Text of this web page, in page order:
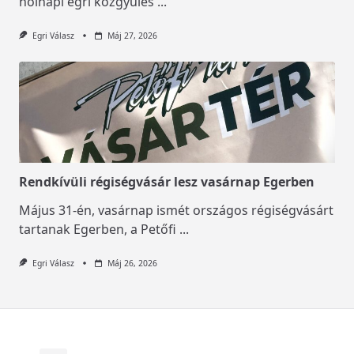
Egri Válasz Máj 27, 2026
Rendkívüli régiségvásár lesz vasárnap Egerben
Május 31-én, vasárnap ismét országos régiségvásárt
tartanak Egerben, a Petőfi ...
Egri Válasz Máj 26, 2026